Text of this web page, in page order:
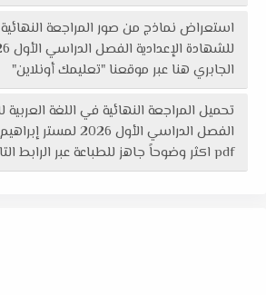
استعراض نماذج من صور المراجعة النهائية
الجابري هنا عبر موقعنا "تعليمك أونلاين"
تحميل المراجعة النهائية في اللغة العربية
الفصل الدراسي الأول
pdf اكثر وضوحاً جاهز للطباعة عبر الرابط التالي :